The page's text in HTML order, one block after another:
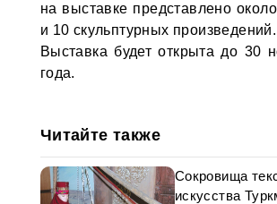
на выставке представлено
и 10 скульптурных произведений.
Выставка будет открыта до 30
года.
Читайте также
Сокровища
искусства